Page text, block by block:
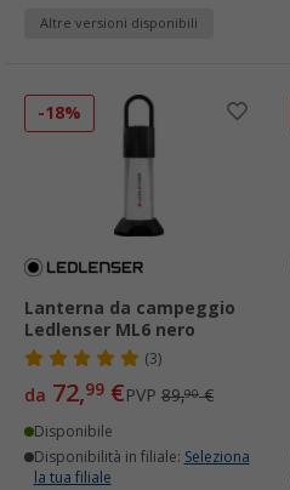
Altre versioni disponibili
-18%
Lanterna da campeggio
Ledlenser ML6 nero
(3)
da 72,99 €PVP 89,90€
Disponibile
Disponibilità in filiale: Seleziona
la tua filiale